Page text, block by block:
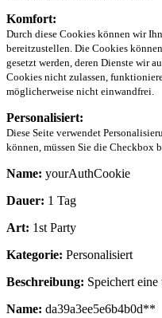
Komfort:
Durch diese Cookies können wir
bereitzustellen. Die Cookies
gesetzt werden, deren Dienste wir
Cookies nicht zulassen,
möglicherweise nicht einwandfrei.
Personalisiert:
Diese Seite verwendet
können, müssen Sie die Checkbox
Name: yourAuthCookie
Dauer: 1 Tag
Art: 1st Party
Kategorie: Personalisiert
Beschreibung: Speichert
Name: da39a3ee5e6b4b0d**